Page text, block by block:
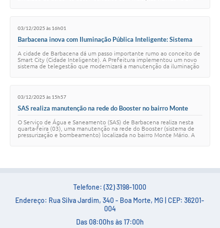
Arquivos para Download
Legislação
Telefones Úteis
SIC
03/12/2025 às 16h01
Barbacena inova com Iluminação Pública Inteligente: Sistema
A cidade de Barbacena dá um passo importante rumo ao conceito de
Smart City (Cidade Inteligente). A Prefeitura implementou um novo
sistema de telegestão que modernizará a manutenção da iluminação
03/12/2025 às 15h57
SAS realiza manutenção na rede do Booster no bairro Monte
O Serviço de Água e Saneamento (SAS) de Barbacena realiza nesta
quarta-feira (03), uma manutenção na rede do Booster (sistema de
pressurização e bombeamento) localizada no bairro Monte Mário. A
Telefone: (32) 3198-1000
Endereço: Rua Silva Jardim, 340 - Boa Morte, MG | CEP: 36201-
004
Das 08:00hs às 17:00h